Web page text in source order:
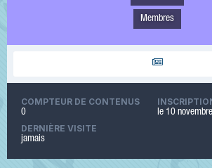
Membres
COMPTEUR DE CONTENUS
0 le 10
DERNIÈRE VISITE
jamais